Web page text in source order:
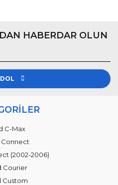
HABERDAR OLUN
C-Max
Connect
(2002-2006)
Courier
Custom